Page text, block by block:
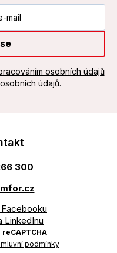
osobních údajů
údajů.
300
LinkedInu
reCAPTCHA
podmínky